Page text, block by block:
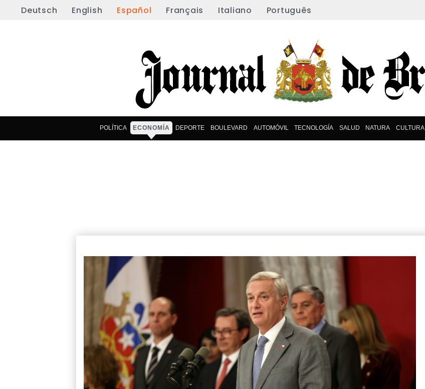
Deutsch English Español Français Italiano Português
POLÍTICA ECONOMÍA DEPORTE BOULEVARD AUTOMÓVIL TECNOLOGÍA SALUD NATURA CULTURA